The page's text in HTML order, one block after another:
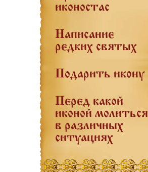
иконостас
Написание
редких святых
Подарить икону
Перед какой
иконой молиться
в различных
ситуациях